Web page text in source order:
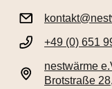
+49 (0) 651
nestwärme
Brotstraße